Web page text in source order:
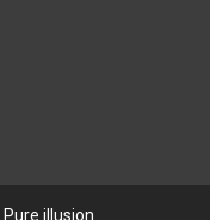
Pure illusion